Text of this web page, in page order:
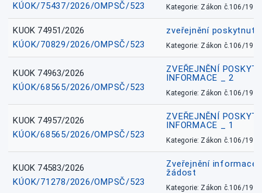
KÚOK/75437/2026/OMPSČ/523
Kategorie: Zákon č.106/1999
KUOK 74951/2026
KÚOK/70829/2026/OMPSČ/523
zveřejnění
Kategorie: Zákon č.106/1999
KUOK 74963/2026
KÚOK/68565/2026/OMPSČ/523
ZVEŘEJNĚNÍ
INFORMACE _ 2
Kategorie: Zákon č.106/1999
KUOK 74957/2026
KÚOK/68565/2026/OMPSČ/523
ZVEŘEJNĚNÍ
INFORMACE _ 1
Kategorie: Zákon č.106/1999
KUOK 74583/2026
KÚOK/71278/2026/OMPSČ/523
Zveřejnění informace
žádost
Kategorie: Zákon č.106/1999